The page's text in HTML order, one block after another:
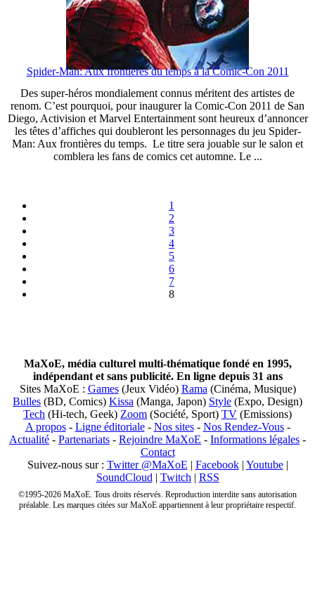
Spider-Man: Aux frontières du temps à la Comic-Con 2011
Des super-héros mondialement connus méritent des artistes de
renom. C’est pourquoi, pour inaugurer la Comic-Con 2011 de San
Diego, Activision et Marvel Entertainment sont heureux d’annoncer
les têtes d’affiches qui doubleront les personnages du jeu Spider-
Man: Aux frontières du temps. Le titre sera jouable sur le salon et
comblera les fans de comics cet automne. Le ...
1
2
3
4
5
6
7
8
MaXoE, média culturel multi-thématique fondé en 1995,
indépendant et sans publicité. En ligne depuis 31 ans
Sites MaXoE : Games(Jeux Vidéo) Rama (Cinéma, Musique)
Bulles (BD, Comics) Kissa (Manga, Japon) Style (Expo, Design)
Tech (Hi-tech, Geek) Zoom (Société, Sport) TV (Emissions)
A propos- Ligne éditoriale- Nos sites- Nos Rendez-Vous-
Actualité - Partenariats - Rejoindre MaXoE - Informations légales -
Contact
Suivez-nous sur : Twitter @MaXoE | Facebook| Youtube|
SoundCloud | Twitch | RSS
©1995-2026 MaXoE. Tous droits réservés. Reproduction interdite sans autorisation
préalable. Les marques citées sur MaXoE appartiennent à leur propriétaire respectif.